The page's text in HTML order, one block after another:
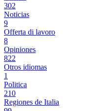
302
Noticias
9
Offerta di lavoro
8
Opiniones
822
Otros idiomas
1
Politica
210
Regiones de Italia